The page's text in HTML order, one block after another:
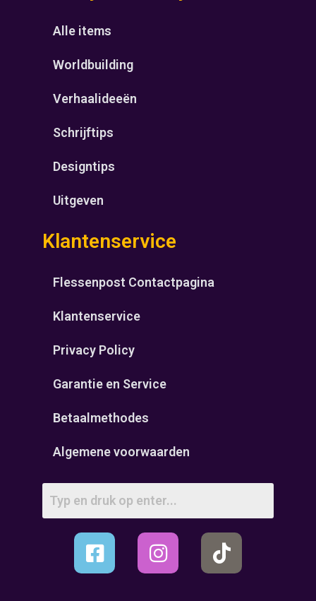
Alle items
Worldbuilding
Verhaalideeën
Schrijftips
Designtips
Uitgeven
Klantenservice
Flessenpost Contactpagina
Klantenservice
Privacy Policy
Garantie en Service
Betaalmethodes
Algemene voorwaarden